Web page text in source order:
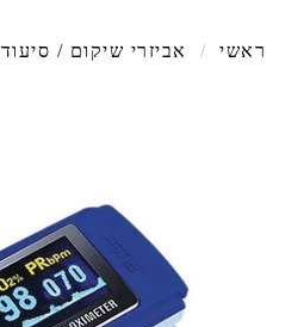
ראשי / אביזרי שיקום / סיעוד